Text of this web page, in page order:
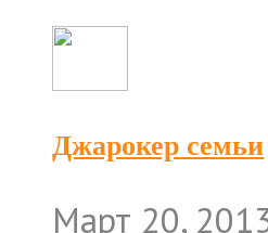
Джарокер семьи
Март 20,